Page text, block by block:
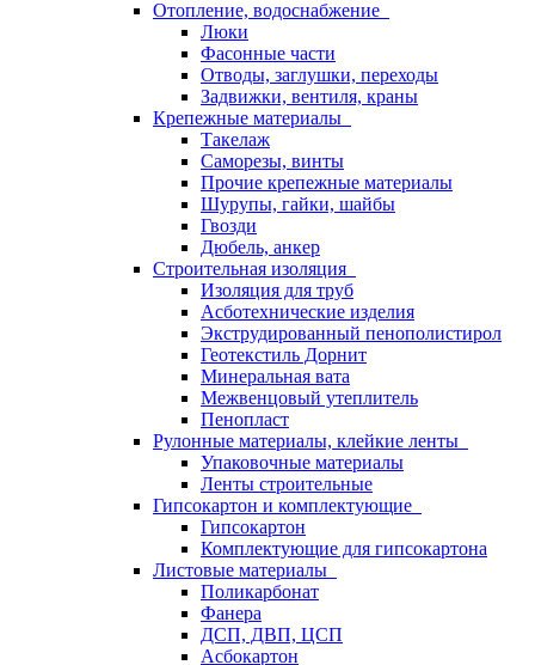
Отопление, водоснабжение
Люки
Фасонные части
Отводы, заглушки, переходы
Задвижки, вентиля, краны
Крепежные материалы
Такелаж
Саморезы, винты
Прочие крепежные материалы
Шурупы, гайки, шайбы
Гвозди
Дюбель, анкер
Строительная изоляция
Изоляция для труб
Асботехнические изделия
Экструдированный пенополистирол
Геотекстиль Дорнит
Минеральная вата
Межвенцовый утеплитель
Пенопласт
Рулонные материалы, клейкие ленты
Упаковочные материалы
Ленты строительные
Гипсокартон и комплектующие
Гипсокартон
Комплектующие для гипсокартона
Листовые материалы
Поликарбонат
Фанера
ДСП, ДВП, ЦСП
Асбокартон